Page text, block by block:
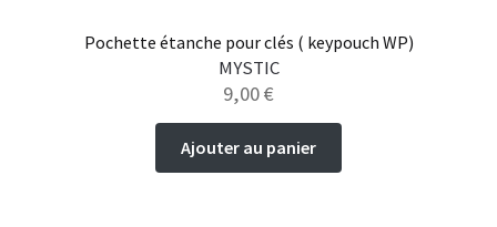
Pochette étanche pour clés ( keypouch WP)
MYSTIC
9,00€
Ajouter au panier